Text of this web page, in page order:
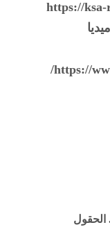
https://
الحقول